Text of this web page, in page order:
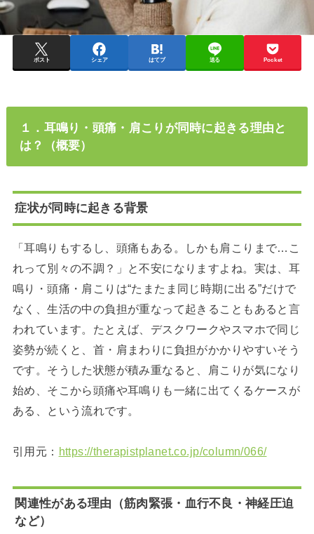
ポスト シェア はてブ 送る Pocket
１．耳鳴り・頭痛・肩こりが同時に起きる理由と
は？（概要）
症状が同時に起きる背景
「耳鳴りもするし、頭痛もある。しかも肩こりまで…こ
れって別々の不調？」と不安になりますよね。実は、耳
鳴り・頭痛・肩こりは“たまたま同じ時期に出る”だけで
なく、生活の中の負担が重なって起きることもあると言
われています。たとえば、デスクワークやスマホで同じ
姿勢が続くと、首・肩まわりに負担がかかりやすいそう
です。そうした状態が積み重なると、肩こりが気になり
始め、そこから頭痛や耳鳴りも一緒に出てくるケースが
ある、という流れです。
引用元： https://therapistplanet.co.jp/column/066/
関連性がある理由（筋肉緊張・血行不良・神経圧迫
など）